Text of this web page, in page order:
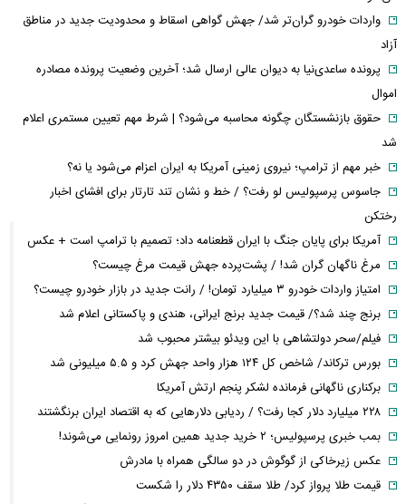
واردات خودرو گران‌تر شد/ جهش گواهی اسقاط و محدودیت جدید در مناطق
آزاد
پرونده ساعدی‌نیا به دیوان عالی ارسال شد؛ آخرین وضعیت پرونده مصادره
اموال
حقوق بازنشستگان چگونه محاسبه می‌شود؟ | شرط مهم تعیین مستمری اعلام
شد
خبر مهم از ترامپ؛ نیروی زمینی آمریکا به ایران اعزام می‌شود یا نه؟
جاسوس پرسپولیس لو رفت؟ / خط و نشان تند تارتار برای افشای اخبار
رختکن
آمریکا برای پایان جنگ با ایران قطعنامه داد؛ تصمیم با ترامپ است + عکس
مرغ ناگهان گران شد! / پشت‌پرده جهش قیمت مرغ چیست؟
امتیاز واردات خودرو ۳ میلیارد تومان! / رانت جدید در بازار خودرو چیست؟
برنج چند شد؟/ قیمت جدید برنج ایرانی، هندی و پاکستانی اعلام شد
فیلم/سحر دولتشاهی با این ویدئو بیشتر محبوب شد
بورس ترکاند/ شاخص کل ۱۲۴ هزار واحد جهش کرد و ۵.۵ میلیونی شد
برکناری ناگهانی فرمانده لشکر پنجم ارتش آمریکا
۲۲۸ میلیارد دلار کجا رفت؟ / ردیابی دلارهایی که به اقتصاد ایران برنگشتند
بمب خبری پرسپولیس؛ ۲ خرید جدید همین امروز رونمایی می‌شوند!
عکس زیرخاکی از گوگوش در دو سالگی همراه با مادرش
قیمت طلا پرواز کرد/ طلا سقف ۴۳۵۰ دلار را شکست